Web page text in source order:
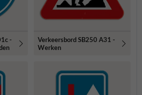
-
Verkeersbord SB250 A31 -
Werken